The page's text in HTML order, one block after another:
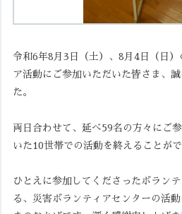
令和6年8月3日（土）、8月4日（日）
ア活動にご参加いただいた皆さま、
た。
両日合わせて、延べ59名の方々にご
いた10世帯での活動を終えることがで
ひとえに参加してくださったボラン
る、災害ボランティアセンターの活